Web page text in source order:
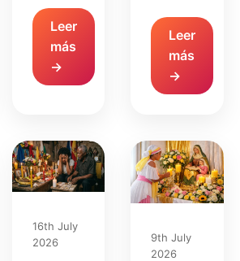
Leer
más
→
Leer
más
→
16th July
2026
9th July
2026